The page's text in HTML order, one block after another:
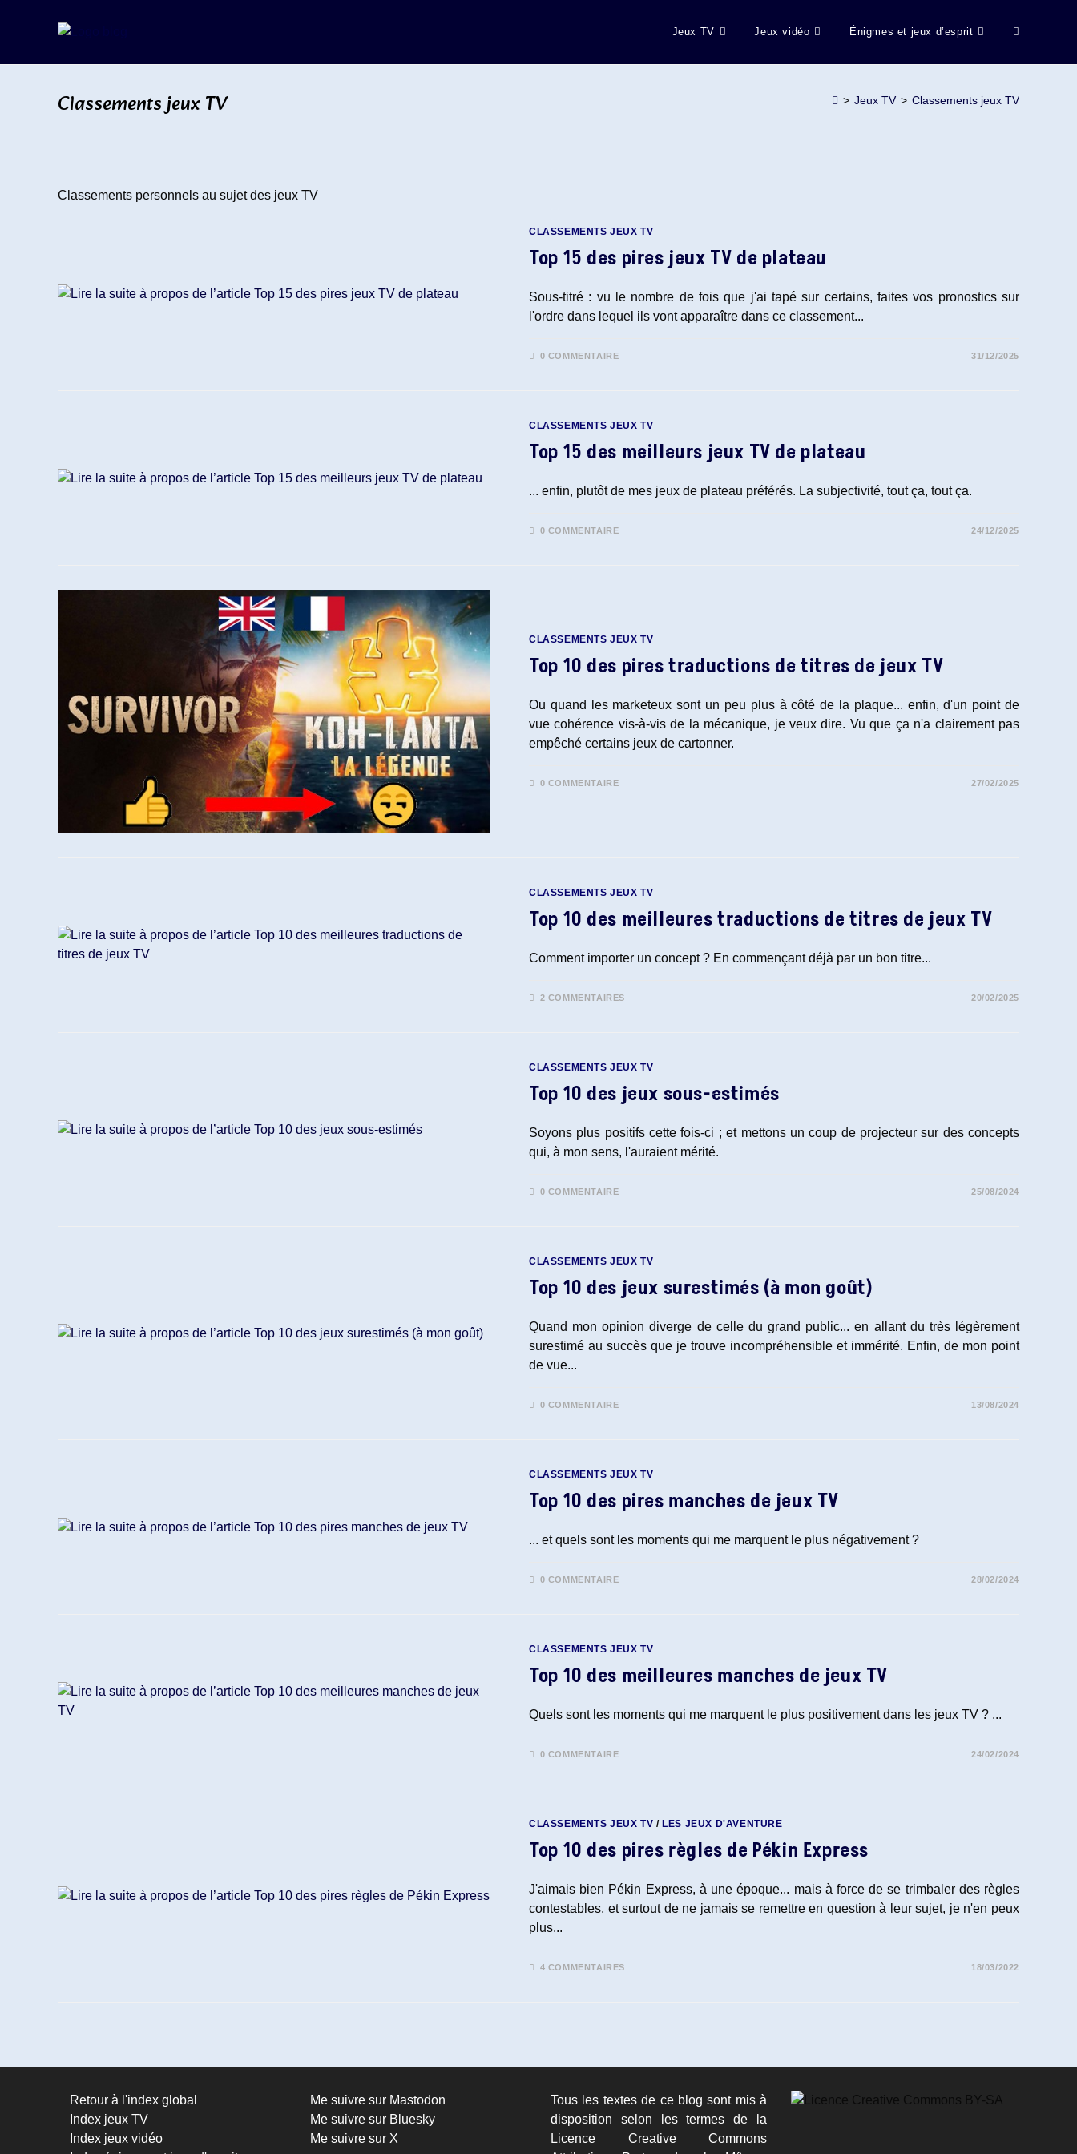
Jeux TV Jeux vidéo Énigmes et jeux d’esprit Toggle
website
Classements jeux TV > Jeux TV > Classements jeux TV
Classements personnels au sujet des jeux TV
CLASSEMENTS JEUX TV
Top 15 des pires jeux TV de plateau
Sous-titré : vu le nombre de fois que j'ai tapé sur certains, faites vos pronostics sur
l'ordre dans lequel ils vont apparaître dans ce classement...
0 COMMENTAIRE 31/12/2025
CLASSEMENTS JEUX TV
Top 15 des meilleurs jeux TV de plateau
... enfin, plutôt de mes jeux de plateau préférés. La subjectivité, tout ça, tout ça.
0 COMMENTAIRE 24/12/2025
CLASSEMENTS JEUX TV
Top 10 des pires traductions de titres de jeux TV
Ou quand les marketeux sont un peu plus à côté de la plaque... enfin, d'un point de
vue cohérence vis-à-vis de la mécanique, je veux dire. Vu que ça n'a clairement pas
empêché certains jeux de cartonner.
0 COMMENTAIRE 27/02/2025
CLASSEMENTS JEUX TV
Top 10 des meilleures traductions de titres de jeux TV
Comment importer un concept ? En commençant déjà par un bon titre...
2 COMMENTAIRES 20/02/2025
CLASSEMENTS JEUX TV
Top 10 des jeux sous-estimés
Soyons plus positifs cette fois-ci ; et mettons un coup de projecteur sur des concepts
qui, à mon sens, l'auraient mérité.
0 COMMENTAIRE 25/08/2024
CLASSEMENTS JEUX TV
Top 10 des jeux surestimés (à mon goût)
Quand mon opinion diverge de celle du grand public... en allant du très légèrement
surestimé au succès que je trouve incompréhensible et immérité. Enfin, de mon point
de vue...
0 COMMENTAIRE 13/08/2024
CLASSEMENTS JEUX TV
Top 10 des pires manches de jeux TV
... et quels sont les moments qui me marquent le plus négativement ?
0 COMMENTAIRE 28/02/2024
CLASSEMENTS JEUX TV
Top 10 des meilleures manches de jeux TV
Quels sont les moments qui me marquent le plus positivement dans les jeux TV ? ...
0 COMMENTAIRE 24/02/2024
CLASSEMENTS JEUX TV /LES JEUX D'AVENTURE
Top 10 des pires règles de Pékin Express
J'aimais bien Pékin Express, à une époque... mais à force de se trimbaler des règles
contestables, et surtout de ne jamais se remettre en question à leur sujet, je n'en peux
plus...
4 COMMENTAIRES 18/03/2022
Retour à l'index global
Index jeux TV
Index jeux vidéo
Me suivre sur Mastodon
Me suivre sur Bluesky
Me suivre sur X
Tous les textes de ce blog sont mis à
disposition selon les termes de la
Licence Creative Commons